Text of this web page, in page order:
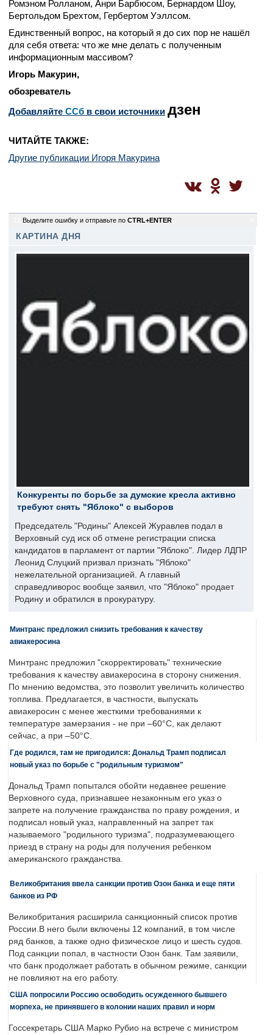
Ромэном Ролланом, Анри Барбюсом, Бернардом Шоу,
Бертольдом Брехтом, Гербертом Уэллсом.
Единственный вопрос, на который я до сих пор не нашёл
для себя ответа: что же мне делать с полученным
информационным массивом?
Игорь Макурин,
обозреватель
Добавляйте CСб в свои источники дзен
ЧИТАЙТЕ ТАКЖЕ:
Другие публикации Игоря Макурина
Выделите ошибку и отправьте по CTRL+ENTER
КАРТИНА ДНЯ
Конкуренты по борьбе за думские кресла активно
требуют снять "Яблоко" с выборов
Председатель "Родины" Алексей Журавлев подал в
Верховный суд иск об отмене регистрации списка
кандидатов в парламент от партии "Яблоко". Лидер ЛДПР
Леонид Слуцкий призвал признать "Яблоко"
нежелательной организацией. А главный
справедливорос вообще заявил, что "Яблоко" продает
Родину и обратился в прокуратуру.
Минтранс предложил снизить требования к качеству
авиакеросина
Минтранс предложил "скорректировать" технические
требования к качеству авиакеросина в сторону снижения.
По мнению ведомства, это позволит увеличить количество
топлива. Предлагается, в частности, выпускать
авиакеросин с менее жесткими требованиями к
температуре замерзания - не при –60°C, как делают
сейчас, а при –50°C.
Где родился, там не пригодился: Дональд Трамп подписал
новый указ по борьбе с "родильным туризмом"
Дональд Трамп попытался обойти недавнее решение
Верховного суда, признавшее незаконным его указ о
запрете на получение гражданства по праву рождения, и
подписал новый указ, направленный на запрет так
называемого "родильного туризма", подразумевающего
приезд в страну на роды для получения ребенком
американского гражданства.
Великобритания ввела санкции против Озон банка и еще пяти
банков из РФ
Великобритания расширила санкционный список против
России.В него были включены 12 компаний, в том числе
ряд банков, а также одно физическое лицо и шесть судов.
Под санкции попал, в частности Озон банк. Там заявили,
что банк продолжает работать в обычном режиме, санкции
не повлияют на его работу.
США попросили Россию освободить осужденного бывшего
морпеха, не принявшего в колонии наших правил и норм
Госсекретарь США Марко Рубио на встрече с министром